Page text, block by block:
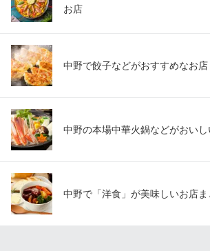
お店
中野で餃子などがおすすめなお店
中野の本場中華火鍋などがおい
中野で「洋食」が美味しいお店ま